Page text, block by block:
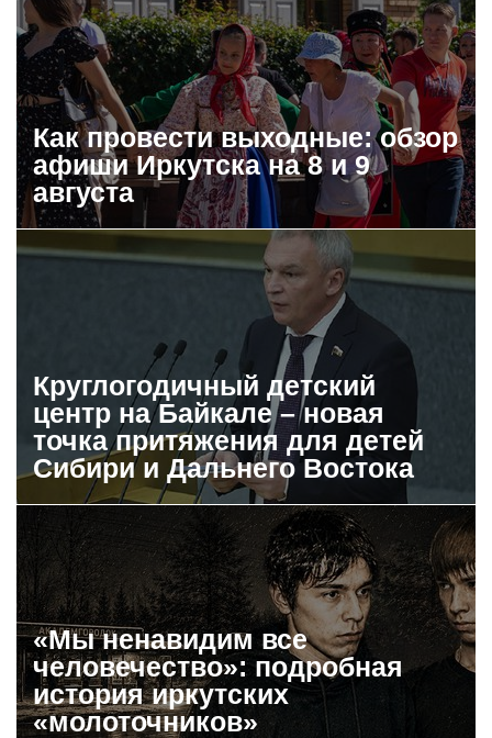
Как провести выходные: обзор
афиши Иркутска на 8 и 9
августа
Круглогодичный детский
центр на Байкале – новая
точка притяжения для детей
Сибири и Дальнего Востока
«Мы ненавидим все
человечество»: подробная
история иркутских
«молоточников»